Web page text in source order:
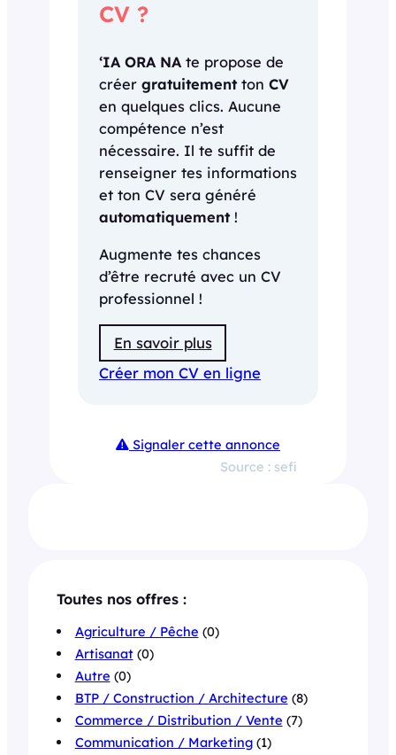
CV ?
‘IA ORA NA te propose de
créer gratuitementton CV
en quelques clics. Aucune
compétence n’est
nécessaire. Il te suffit de
renseigner tes informations
et ton CV sera généré
automatiquement!
Augmente tes chances
d’être recruté avec un CV
professionnel !
En savoir plus
Créer mon CV en ligne
Signaler cette annonce
Source : sefi
Toutes nos offres :
Agriculture / Pêche (0)
Artisanat(0)
Autre (0)
BTP / Construction / Architecture (8)
Commerce / Distribution / Vente (7)
Communication / Marketing(1)